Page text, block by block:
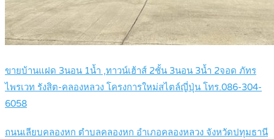
ขายบ้านแฝด 3นอน 1น้ำ ,ทาวน์เฮ้าส์ 2ชั้น 3นอน 3น้ำ 2จอด ภัทร
ไพรเวท รังสิต-คลองหลวง โครงการใหม่สไตล์ญี่ปุ่น โทร.086-304-
6058
ถนนเลียบคลองหก ตำบลคลองหก อำเภอคลองหลวง จังหวัดปทุมธานี